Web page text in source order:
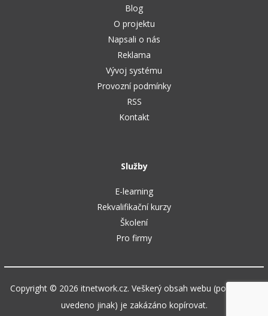
Blog
O projektu
Napsali o nás
Reklama
Vývoj systému
Provozní podmínky
RSS
Kontakt
Služby
E-learning
Rekvalifikační kurzy
Školení
Pro firmy
Copyright © 2026 itnetwork.cz. Veškerý obsah webu (pokud není
uvedeno jinak) je zakázáno kopírovat.